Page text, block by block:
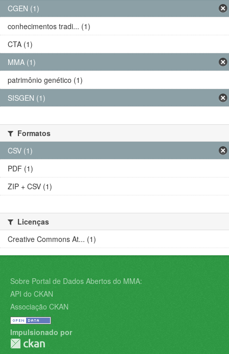
CGEN (1)
conhecimentos tradi... (1)
CTA (1)
MMA (1)
patrimônio genético (1)
SISGEN (1)
Formatos
CSV (1)
PDF (1)
ZIP + CSV (1)
Licenças
Creative Commons At... (1)
Sobre Portal de Dados Abertos do MMA:
API do CKAN
Associação CKAN
Impulsionado por